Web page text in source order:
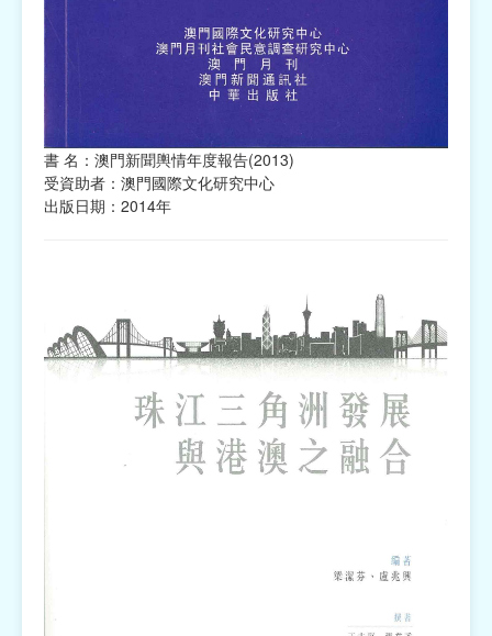
書 名：澳門新聞輿情年度報告(2013)
受資助者：澳門國際文化研究中心
出版日期：2014年